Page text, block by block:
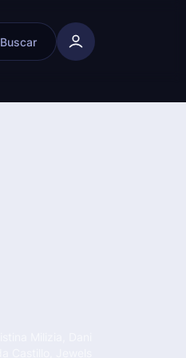
Buscar